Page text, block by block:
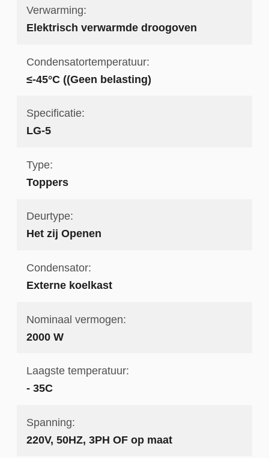
Verwarming:
Elektrisch verwarmde droogoven
Condensatortemperatuur:
≤-45°C ((Geen belasting)
Specificatie:
LG-5
Type:
Toppers
Deurtype:
Het zij Openen
Condensator:
Externe koelkast
Nominaal vermogen:
2000 W
Laagste temperatuur:
- 35C
Spanning:
220V, 50HZ, 3PH OF op maat